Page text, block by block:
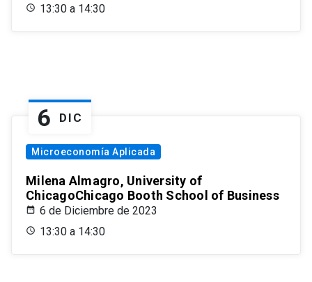
13:30 a 14:30
6 DIC
Microeconomía Aplicada
Milena Almagro, University of
ChicagoChicago Booth School of Business
6 de Diciembre de 2023
13:30 a 14:30